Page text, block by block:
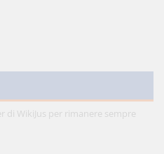
di WikiJus per rimanere sempre